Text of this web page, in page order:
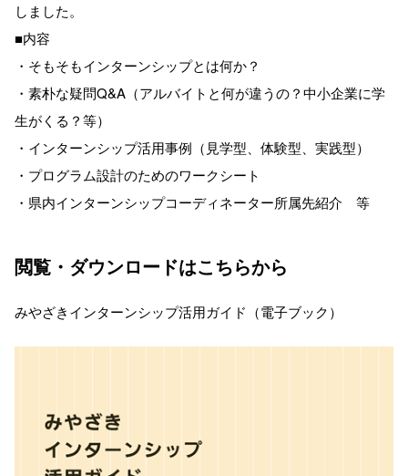
しました。
■内容
・そもそもインターンシップとは何か？
・素朴な疑問Q&A（アルバイトと何が違うの？中小企業に学
生がくる？等）
・インターンシップ活用事例（見学型、体験型、実践型）
・プログラム設計のためのワークシート
・県内インターンシップコーディネーター所属先紹介 等
閲覧・ダウンロードはこちらから
みやざきインターンシップ活用ガイド（電子ブック）